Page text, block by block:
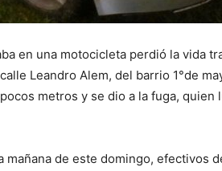
en una motocicleta perdió la vida
Leandro Alem, del barrio 1°de
metros y se dio a la fuga, quien
de este domingo, efectivos